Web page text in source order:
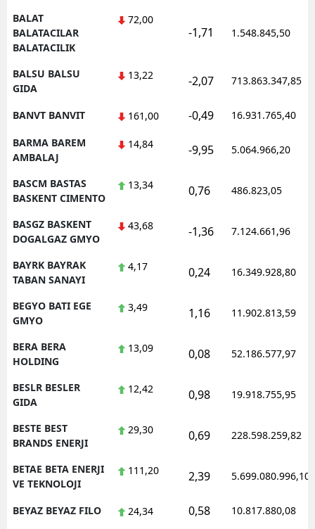
BALAT
BALATACILAR
BALATACILIK
72,00
-1,71 1.548.845,50
BALSU BALSU
GIDA
13,22 -2,07 713.863.347,85
BANVT BANVIT 161,00 -0,49 16.931.765,40
BARMA BAREM
AMBALAJ
14,84 -9,95 5.064.966,20
BASCM BASTAS
BASKENT CIMENTO
13,34 0,76 486.823,05
BASGZ BASKENT
DOGALGAZ GMYO
43,68 -1,36 7.124.661,96
BAYRK BAYRAK
TABAN SANAYI
4,17 0,24 16.349.928,80
BEGYO BATI EGE
GMYO
3,49 1,16 11.902.813,59
BERA BERA
HOLDING
13,09 0,08 52.186.577,97
BESLR BESLER
GIDA
12,42 0,98 19.918.755,95
BESTE BEST
BRANDS ENERJI
29,30 0,69 228.598.259,82
BETAE BETA ENERJI
VE TEKNOLOJI
111,20 2,39 5.699.080.996,10
BEYAZ BEYAZ FILO 24,34 0,58 10.817.880,08